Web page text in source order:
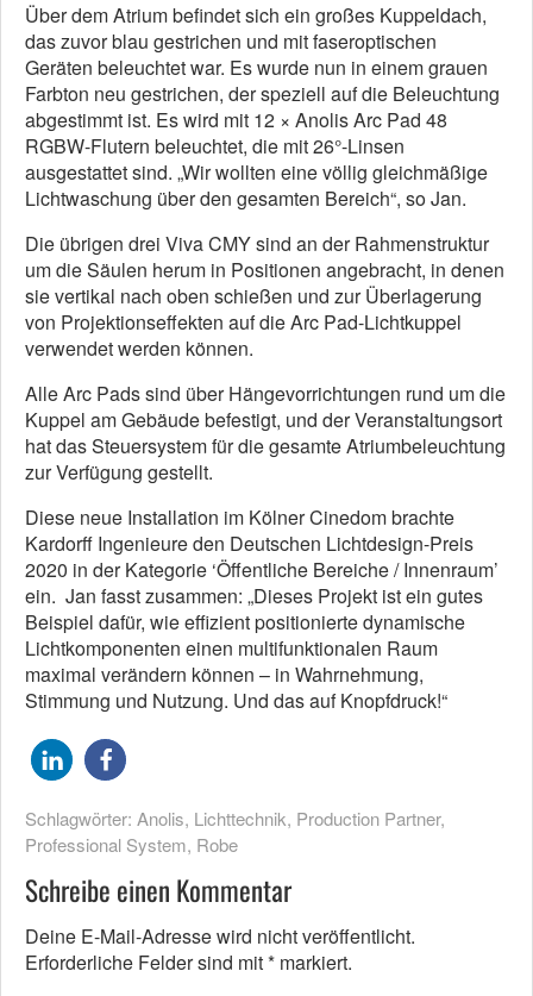
Über dem Atrium befindet sich ein großes Kuppeldach,
das zuvor blau gestrichen und mit faseroptischen
Geräten beleuchtet war. Es wurde nun in einem grauen
Farbton neu gestrichen, der speziell auf die Beleuchtung
abgestimmt ist. Es wird mit 12 × Anolis Arc Pad 48
RGBW-Flutern beleuchtet, die mit 26°-Linsen
ausgestattet sind. „Wir wollten eine völlig gleichmäßige
Lichtwaschung über den gesamten Bereich“, so Jan.
Die übrigen drei Viva CMY sind an der Rahmenstruktur
um die Säulen herum in Positionen angebracht, in denen
sie vertikal nach oben schießen und zur Überlagerung
von Projektionseffekten auf die Arc Pad-Lichtkuppel
verwendet werden können.
Alle Arc Pads sind über Hängevorrichtungen rund um die
Kuppel am Gebäude befestigt, und der Veranstaltungsort
hat das Steuersystem für die gesamte Atriumbeleuchtung
zur Verfügung gestellt.
Diese neue Installation im Kölner Cinedom brachte
Kardorff Ingenieure den Deutschen Lichtdesign-Preis
2020 in der Kategorie ‘Öffentliche Bereiche / Innenraum’
ein. Jan fasst zusammen: „Dieses Projekt ist ein gutes
Beispiel dafür, wie effizient positionierte dynamische
Lichtkomponenten einen multifunktionalen Raum
maximal verändern können – in Wahrnehmung,
Stimmung und Nutzung. Und das auf Knopfdruck!“
Schlagwörter: Anolis, Lichttechnik, Production Partner,
Professional System, Robe
Schreibe einen Kommentar
Deine E-Mail-Adresse wird nicht veröffentlicht.
Erforderliche Felder sind mit* markiert.